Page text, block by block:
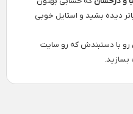
دیده بشید و استایل خوبی
رو با دستبندش که رو سایت